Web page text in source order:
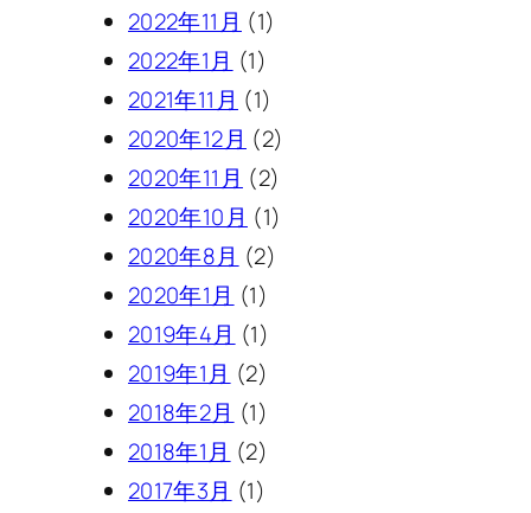
2022年11月 (1)
2022年1月 (1)
2021年11月 (1)
2020年12月 (2)
2020年11月 (2)
2020年10月 (1)
2020年8月 (2)
2020年1月 (1)
2019年4月 (1)
2019年1月 (2)
2018年2月 (1)
2018年1月 (2)
2017年3月 (1)